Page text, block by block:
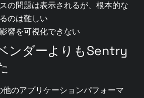
の問題は表示されるが、根本的な
のは難しい
響を可視化できない
ンダーよりもSentry
のアプリケーションパフォーマ